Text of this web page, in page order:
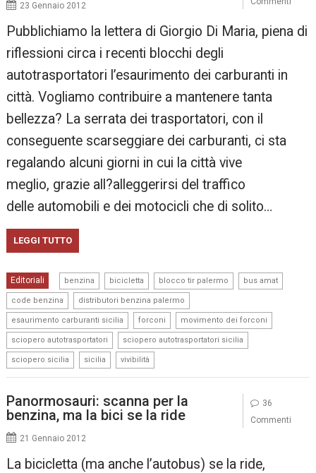
23 Gennaio 2012
Pubblichiamo la lettera di Giorgio Di Maria, piena di
riflessioni circa i recenti blocchi degli
autotrasportatori l’esaurimento dei carburanti in
città. Vogliamo contribuire a mantenere tanta
bellezza? La serrata dei trasportatori, con il
conseguente scarseggiare dei carburanti, ci sta
regalando alcuni giorni in cui la città vive
meglio, grazie all?alleggerirsi del traffico
delle automobili e dei motocicli che di solito…
LEGGI TUTTO
Editoriali benzina bicicletta blocco tir palermo bus amat
code benzina distributori benzina palermo
esaurimento carburanti sicilia forconi movimento dei forconi
sciopero autotrasportatori sciopero autotrasportatori sicilia
sciopero sicilia sicilia vivibilità
Panormosauri: scanna per la
benzina, ma la bici se la ride
21 Gennaio 2012
La bicicletta (ma anche l’autobus) se la ride,
36
Commenti